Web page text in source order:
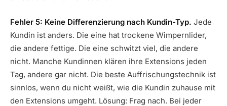
Fehler 5: Keine Differenzierung nach Kundin-Typ. Jede
Kundin ist anders. Die eine hat trockene Wimpernlider,
die andere fettige. Die eine schwitzt viel, die andere
nicht. Manche Kundinnen klären ihre Extensions jeden
Tag, andere gar nicht. Die beste Auffrischungstechnik ist
sinnlos, wenn du nicht weißt, wie die Kundin zuhause mit
den Extensions umgeht. Lösung: Frag nach. Bei jeder